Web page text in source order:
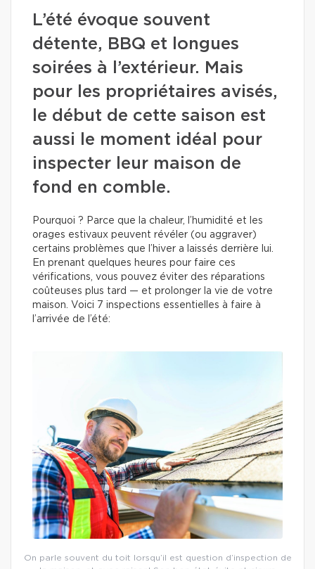
L’été évoque souvent
détente, BBQ et longues
soirées à l’extérieur. Mais
pour les propriétaires avisés,
le début de cette saison est
aussi le moment idéal pour
inspecter leur maison de
fond en comble.
Pourquoi ? Parce que la chaleur, l’humidité et les
orages estivaux peuvent révéler (ou aggraver)
certains problèmes que l’hiver a laissés derrière lui.
En prenant quelques heures pour faire ces
vérifications, vous pouvez éviter des réparations
coûteuses plus tard — et prolonger la vie de votre
maison. Voici 7 inspections essentielles à faire à
l’arrivée de l’été:
On parle souvent du toit lorsqu’il est question d’inspection de